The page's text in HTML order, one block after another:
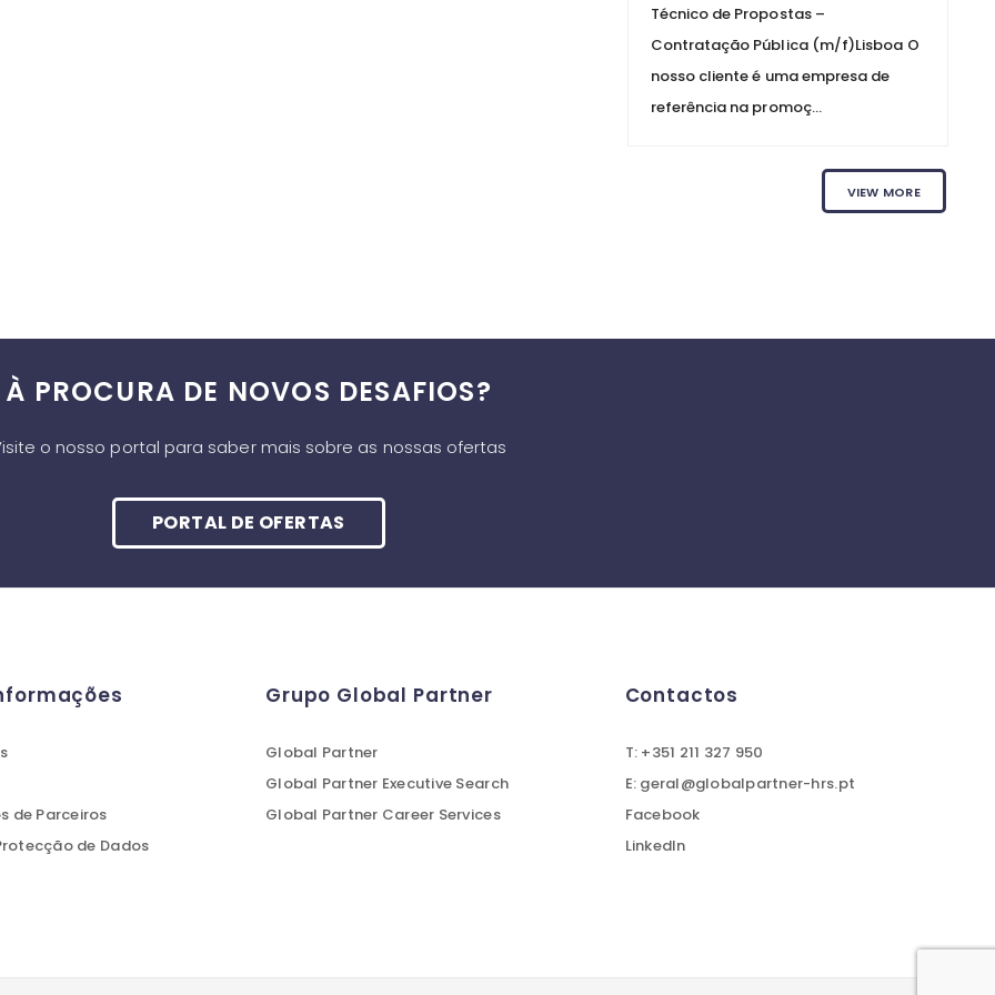
Técnico de Propostas –
Contratação Pública (m/f)Lisboa O
nosso cliente é uma empresa de
referência na promoç...
VIEW MORE
À PROCURA DE NOVOS DESAFIOS?
o nosso portal para saber mais sobre as nossas ofertas
PORTAL DE OFERTAS
de Parceiros
de Dados
Grupo Global Partner
Global Partner
Global Partner Executive Search
Global Partner Career Services
Contactos
T: +351 211 327 950
E: geral@globalpartner-hrs.pt
Facebook
LinkedIn